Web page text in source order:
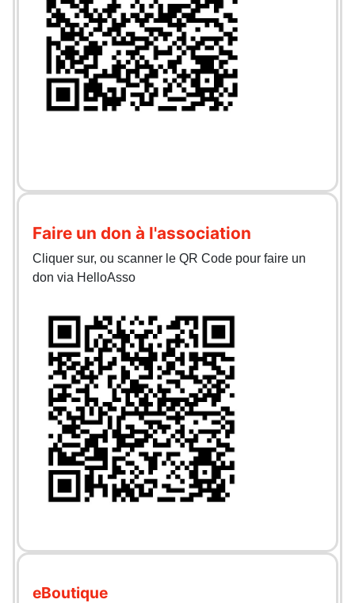
Faire un don à l'association
Cliquer sur, ou scanner le QR Code pour faire un
don via HelloAsso
eBoutique